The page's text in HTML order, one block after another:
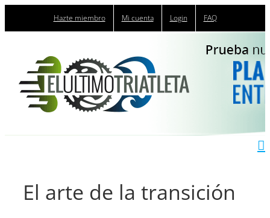
Hazte miembro Mi cuenta Login FAQ
El arte de la transición